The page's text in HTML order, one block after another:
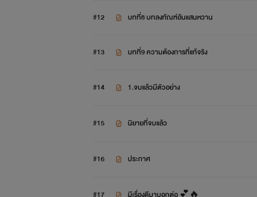
#12 บทที่8 บทลงทัณฑ์อันแสนหวาน
#13 บทที่9 ความต้องการที่แท้จริง
#14 1.จบแล้วมีตัวอย่าง
#15 นิยายที่จบแล้ว
#16 ประกาศ